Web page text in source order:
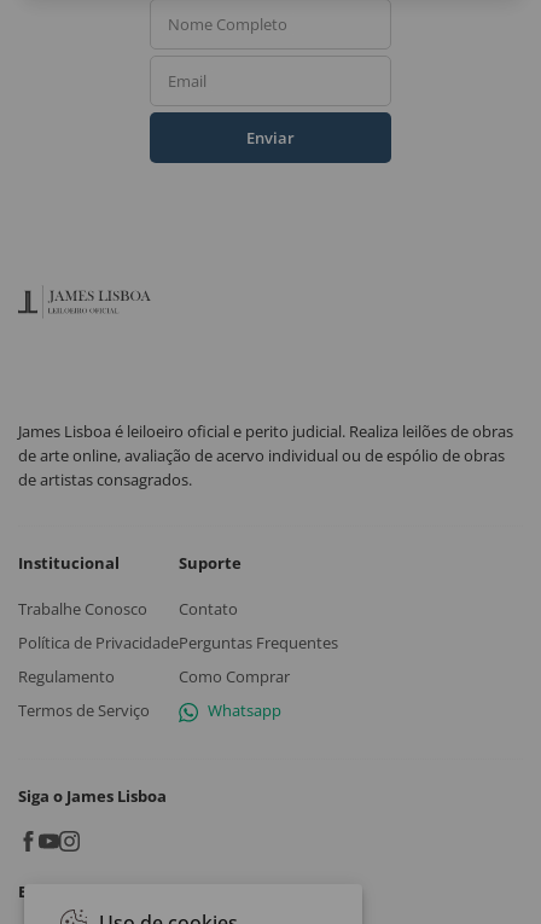
Nome Completo
Email
Enviar
James Lisboa é leiloeiro oficial e perito judicial. Realiza leilões de obras
de arte online, avaliação de acervo individual ou de espólio de obras
de artistas consagrados.
Institucional
Trabalhe Conosco
Política de Privacidade
Regulamento
Termos de Serviço
Suporte
Contato
Perguntas Frequentes
Como Comprar
Whatsapp
Siga o James Lisboa
Baixe o App